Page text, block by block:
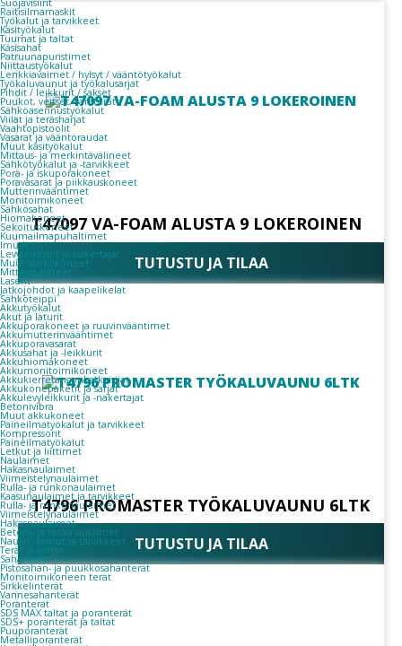
Suojavisiirit
Raitisilmamaskit
Työkalut ja tarvikkeet
Käsityökalut
Tuurnat ja taltat
Käsisahat
Patruunapuristimet
Niittaustyökalut
Lenkkiavaimet / hylsyt / vääntötyökalut
Työkaluvaunut ja työkalusarjat
Pihdit / leikkurit / sakset
Puukot, veitset, varaterät
Sähköasennustyökalut
Viilat ja teräsharjat
Vaahtopistoolit
Vasarat ja vääntöraudat
Muut käsityökalut
Mittaus- ja merkintävälineet
Sähkötyökalut ja -tarvikkeet
Pora- ja iskuporakoneet
Poravasarat ja piikkauskoneet
Mutterinvääntimet
Monitoimikoneet
Sähkösahat
Hiomakoneet
Sekoituskoneet
Kuumailmapuhaltimet
Imurit
Levyleikkurit ja nakertajat
Muut sähkökoneet
Mittausvälineet
Laserit
Jatkojohdot ja kaapelikelat
Sähköteippi
Akkutyökalut
Akut ja laturit
Akkuporakoneet ja ruuvinvääntimet
Akkumutterinvääntimet
Akkuporavasarat
Akkusahat ja -leikkurit
Akkuhiomakoneet
Akkumonitoimikoneet
Akkukierretangonkatkaisijat
Akkukonepaketit ja sarjat
Akkulevyleikkurit ja -nakertajat
Betonivibra
Muut akkukoneet
Paineilmatyökalut ja tarvikkeet
Kompressorit
Paineilmatyökalut
Letkut ja liittimet
Naulaimet
Hakasnaulaimet
Viimeistelynaulaimet
Rulla- ja runkonaulaimet
Kaasunaulaimet ja tarvikkeet
Rulla- ja runkonaulaimet
Viimeistelynaulaimet
Hakasnaulaimet
Betoni- ja teräsnaulaimet
Naulat, kaasut ja tarvikkeet
Terät ja kärjet
Sahanterät
Pistosahan- ja puukkosahanterät
Monitoimikoneen terät
Sirkkelinterät
Vannesahanterät
Poranterät
SDS MAX taltat ja poranterät
SDS+ poranterät ja taltat
Puuporanterät
Metalliporanterät
T47097 VA-FOAM ALUSTA 9 LOKEROINEN
TUTUSTU JA TILAA
T4796 PROMASTER TYÖKALUVAUNU 6LTK
TUTUSTU JA TILAA